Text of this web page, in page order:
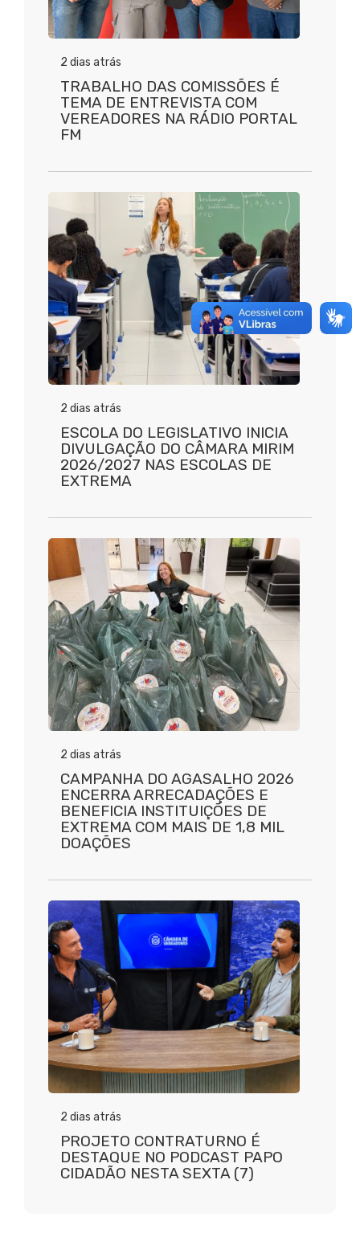
2 dias atrás
TRABALHO DAS COMISSÕES É
TEMA DE ENTREVISTA COM
VEREADORES NA RÁDIO PORTAL
FM
2 dias atrás
ESCOLA DO LEGISLATIVO INICIA
DIVULGAÇÃO DO CÂMARA MIRIM
2026/2027 NAS ESCOLAS DE
EXTREMA
2 dias atrás
CAMPANHA DO AGASALHO 2026
ENCERRA ARRECADAÇÕES E
BENEFICIA INSTITUIÇÕES DE
EXTREMA COM MAIS DE 1,8 MIL
DOAÇÕES
2 dias atrás
PROJETO CONTRATURNO É
DESTAQUE NO PODCAST PAPO
CIDADÃO NESTA SEXTA (7)